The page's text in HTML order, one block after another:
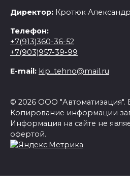
Директор: Кротюк
Телефон:
+7(913)360-36-52
+7(903)957-39-99
E-mail: kip_tehno@mail.ru
© 2026 ООО
Копирование информации
Информация на сайте не
офертой.